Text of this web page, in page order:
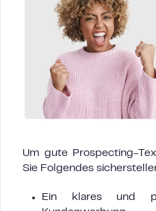
Um gute Prospecting-
Sie Folgendes
Ein klares und